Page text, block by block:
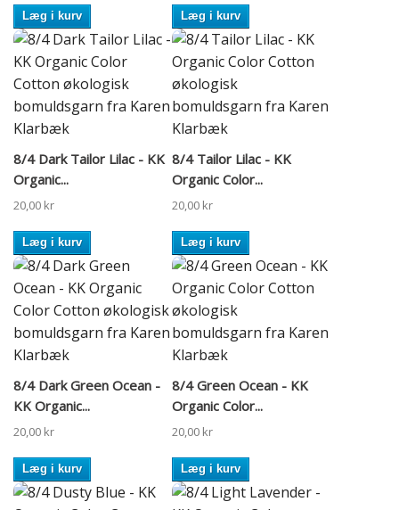
Læg i kurv Læg i kurv
8/4 Dark Tailor Lilac - KK
Organic...
20,00 kr
Læg i kurv
8/4 Tailor Lilac - KK
Organic Color...
20,00 kr
Læg i kurv
8/4 Dark Green Ocean -
KK Organic...
20,00 kr
Læg i kurv
8/4 Green Ocean - KK
Organic Color...
20,00 kr
Læg i kurv